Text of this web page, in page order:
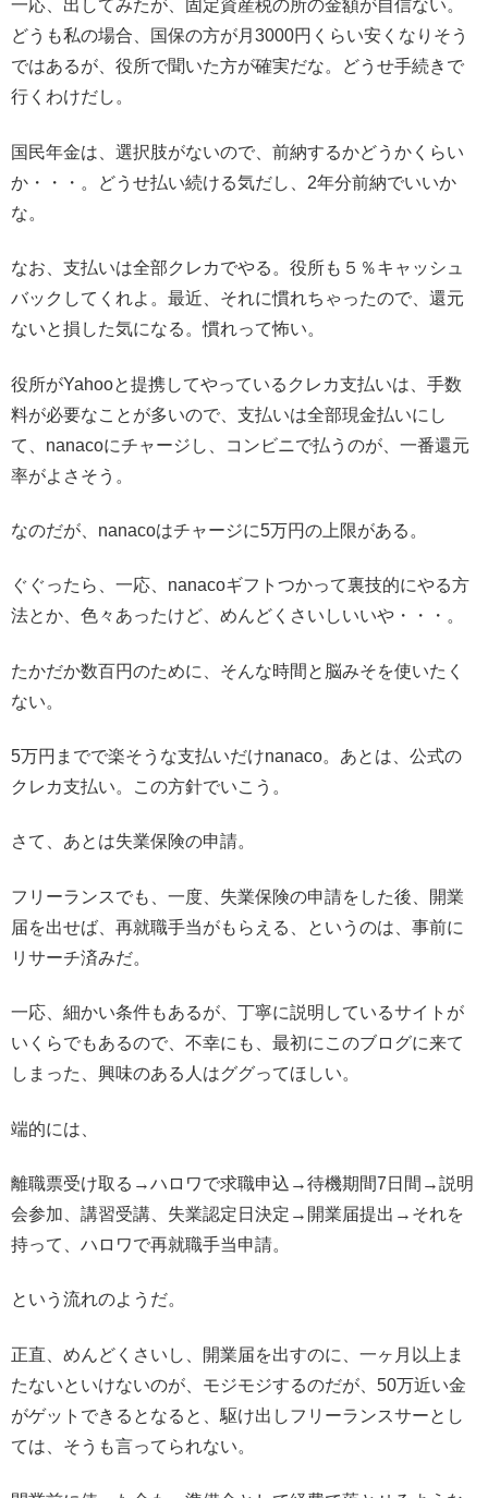
一応、出してみたが、固定資産税の所の金額が自信ない。
どうも私の場合、国保の方が月3000円くらい安くなりそう
ではあるが、役所で聞いた方が確実だな。どうせ手続きで
行くわけだし。
国民年金は、選択肢がないので、前納するかどうかくらい
か・・・。どうせ払い続ける気だし、2年分前納でいいか
な。
なお、支払いは全部クレカでやる。役所も５％キャッシュ
バックしてくれよ。最近、それに慣れちゃったので、還元
ないと損した気になる。慣れって怖い。
役所がYahooと提携してやっているクレカ支払いは、手数
料が必要なことが多いので、支払いは全部現金払いにし
て、nanacoにチャージし、コンビニで払うのが、一番還元
率がよさそう。
なのだが、nanacoはチャージに5万円の上限がある。
ぐぐったら、一応、nanacoギフトつかって裏技的にやる方
法とか、色々あったけど、めんどくさいしいいや・・・。
たかだか数百円のために、そんな時間と脳みそを使いたく
ない。
5万円までで楽そうな支払いだけnanaco。あとは、公式の
クレカ支払い。この方針でいこう。
さて、あとは失業保険の申請。
フリーランスでも、一度、失業保険の申請をした後、開業
届を出せば、再就職手当がもらえる、というのは、事前に
リサーチ済みだ。
一応、細かい条件もあるが、丁寧に説明しているサイトが
いくらでもあるので、不幸にも、最初にこのブログに来て
しまった、興味のある人はググってほしい。
端的には、
離職票受け取る→ハロワで求職申込→待機期間7日間→説明
会参加、講習受講、失業認定日決定→開業届提出→それを
持って、ハロワで再就職手当申請。
という流れのようだ。
正直、めんどくさいし、開業届を出すのに、一ヶ月以上ま
たないといけないのが、モジモジするのだが、50万近い金
がゲットできるとなると、駆け出しフリーランスサーとし
ては、そうも言ってられない。